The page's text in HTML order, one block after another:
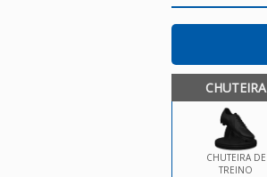
CHUTEIRA
CHUTEIRA DE
TREINO